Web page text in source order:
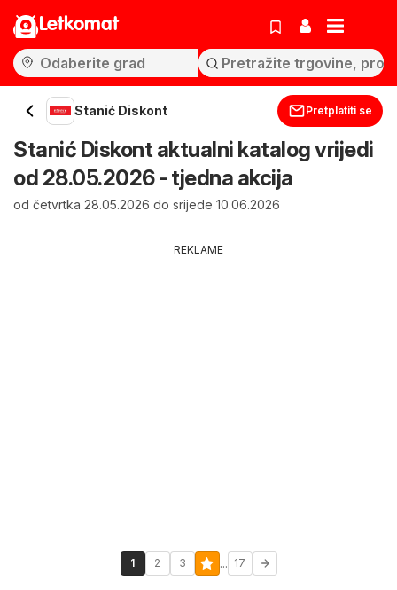
Letkomat
Stanić Diskont Pretplatiti se
Stanić Diskont aktualni katalog vrijedi
od 28.05.2026 - tjedna akcija
od četvrtka 28.05.2026 do srijede 10.06.2026
REKLAME
1 2 3 ... 17